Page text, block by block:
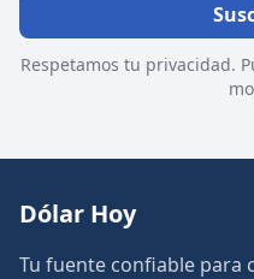
Respetamos tu privacidad.
Dólar Hoy
Tu fuente confiable para